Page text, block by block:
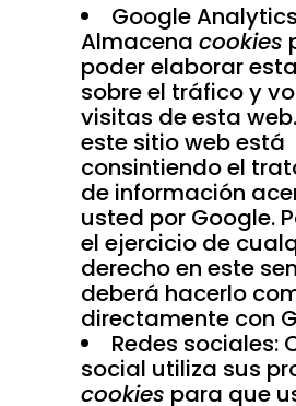
Google
Almacena cookies
poder elaborar
sobre el tráfico y
visitas de esta
este sitio web está
consintiendo el
de información
usted por Google.
el ejercicio de
derecho en este
deberá hacerlo
directamente con
Redes sociales:
social utiliza sus
cookies para que